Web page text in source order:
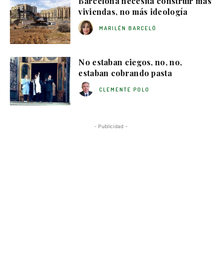
viviendas, no más ideología
MARILÉN BARCELÓ
No estaban ciegos, no, no,
estaban cobrando pasta
CLEMENTE POLO
- Publicidad -